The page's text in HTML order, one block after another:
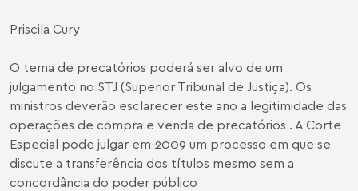
Priscila Cury
O tema de precatórios poderá ser alvo de um
julgamento no STJ (Superior Tribunal de Justiça). Os
ministros deverão esclarecer este ano a legitimidade das
operações de compra e venda de precatórios . A Corte
Especial pode julgar em 2009 um processo em que se
discute a transferência dos títulos mesmo sem a
concordância do poder público